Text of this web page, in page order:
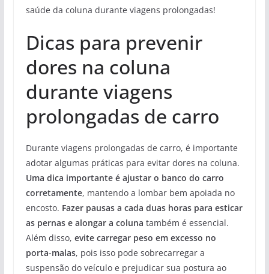
saúde da coluna durante viagens prolongadas!
Dicas para prevenir
dores na coluna
durante viagens
prolongadas de carro
Durante viagens prolongadas de carro, é importante
adotar algumas práticas para evitar dores na coluna.
Uma dica importante é ajustar o banco do carro
corretamente, mantendo a lombar bem apoiada no
encosto. Fazer pausas a cada duas horas para esticar
as pernas e alongar a coluna também é essencial.
Além disso, evite carregar peso em excesso no
porta-malas, pois isso pode sobrecarregar a
suspensão do veículo e prejudicar sua postura ao